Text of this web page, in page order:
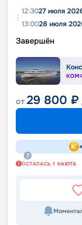
12:3027 июля
13:0028 июля
Завершён
от29 800 ₽
ОСТАЛАСЬ 1 КАЮТА